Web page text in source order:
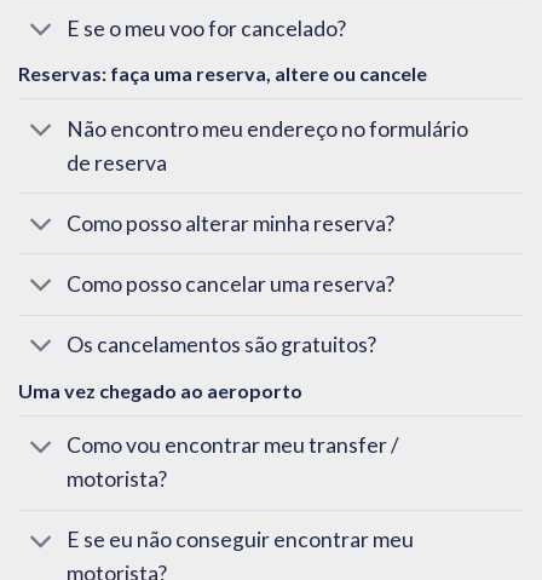
E se o meu voo for cancelado?
Reservas: faça uma reserva, altere ou cancele
Não encontro meu endereço no formulário
de reserva
Como posso alterar minha reserva?
Como posso cancelar uma reserva?
Os cancelamentos são gratuitos?
Uma vez chegado ao aeroporto
Como vou encontrar meu transfer /
motorista?
E se eu não conseguir encontrar meu
motorista?